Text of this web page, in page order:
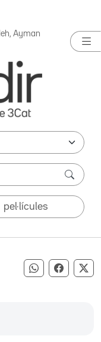
Ayman
pel·lícules
Compartir